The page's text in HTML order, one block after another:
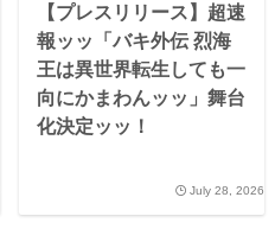
【プレスリリース】超速
報ッッ「バキ外伝 烈海
王は異世界転生しても一
向にかまわんッッ」舞台
化決定ッッ！
July 28, 2026